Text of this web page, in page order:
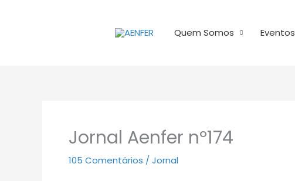
Quem Somos Eventos
Jornal Aenfer nº174
105 Comentários / Jornal